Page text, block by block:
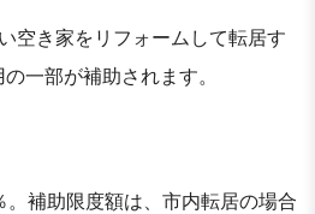
空き家をリフォームして転居す
一部が補助されます。
補助限度額は、市内転居の場合